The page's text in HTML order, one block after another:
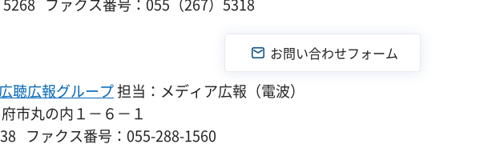
ファクス番号：055（267）5318
聴広報グループ担当：メディア広報（電波）
市丸の内１－６－１
ファクス番号：055-288-1560